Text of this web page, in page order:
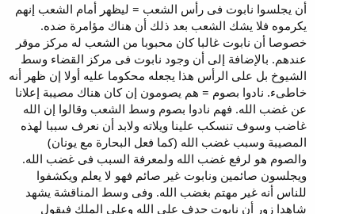
أن يجلسوا نابوت فى رأس الشعب = ليظهر أمام الشعب إنهم
يكرموه فلا يشك الشعب بعد ذلك أن هناك مؤامرة ضده.
خصوصا أن نابوت غالبا كان محبوبا من الشعب له مركز موقر
عندهم. بالإضافة إلى أن وجود نابوت فى مركز القضاء وسط
الشيوخ بل على الرأس هذا يجعله محكوما عليه أولا إن ظهر أنه
خاطىء. نادوا بصوم = هم يصومون إن كان هناك مصيبة إعلانا
عن غضب الله. فهم نادوا بصوم وسط الشعب وقالوا إن الله
غاضب وسوف تنسكب علينا ويلاته ولابد أن نعرف سببا لهذه
المصيبة وسبب غضب الله (كما فعل البحارة مع يونان)
والصوم هو لرفع غضب الله ولمعرفة السبب فى غضب الله.
ويجلسون صائمين ونابوت غير صائم فهو لا يعلم ويكشفوا
للناس أنه غير مهتم بغضب الله. وفى وسط المناقشة يشهد
شاهدا زور أن نابوت جدف على الله وعلى الملك فيقول